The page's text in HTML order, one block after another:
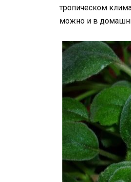
тропическом
можно и в